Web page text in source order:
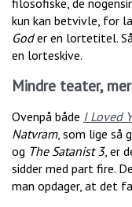
filosofiske, de
kun kan betvivle, for
Goder en lortetitel.
en lorteskive.
Mindre teater,
Ovenpå både I Loved
Natvram, som lige så
og The Satanist 3, er
sidder med part fire.
man opdager, at det